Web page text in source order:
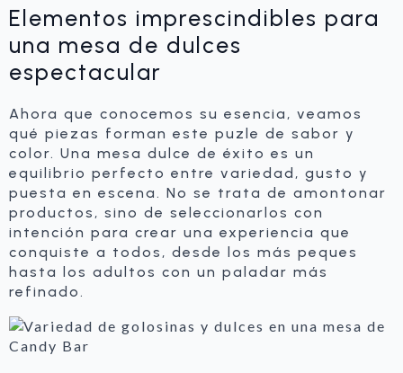
Elementos imprescindibles para
una mesa de dulces
espectacular
Ahora que conocemos su esencia, veamos
qué piezas forman este puzle de sabor y
color. Una mesa dulce de éxito es un
equilibrio perfecto entre variedad, gusto y
puesta en escena. No se trata de amontonar
productos, sino de seleccionarlos con
intención para crear una experiencia que
conquiste a todos, desde los más peques
hasta los adultos con un paladar más
refinado.